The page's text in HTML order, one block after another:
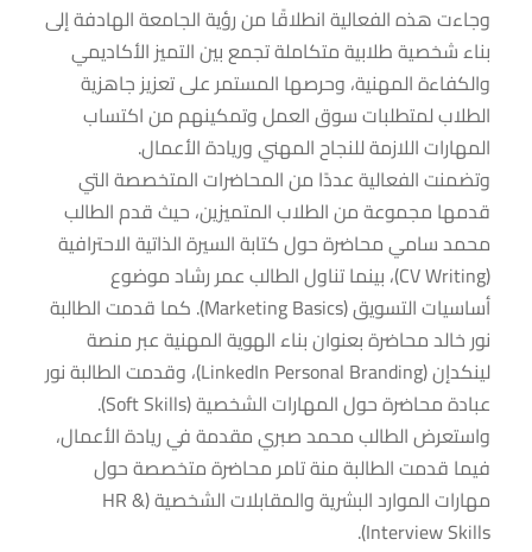
وجاءت هذه الفعالية انطلاقًا من رؤية الجامعة الهادفة إلى
بناء شخصية طلابية متكاملة تجمع بين التميز الأكاديمي
والكفاءة المهنية، وحرصها المستمر على تعزيز جاهزية
الطلاب لمتطلبات سوق العمل وتمكينهم من اكتساب
المهارات اللازمة للنجاح المهني وريادة الأعمال.
وتضمنت الفعالية عددًا من المحاضرات المتخصصة التي
قدمها مجموعة من الطلاب المتميزين، حيث قدم الطالب
محمد سامي محاضرة حول كتابة السيرة الذاتية الاحترافية
(CV Writing)، بينما تناول الطالب عمر رشاد موضوع
أساسيات التسويق (Marketing Basics). كما قدمت الطالبة
نور خالد محاضرة بعنوان بناء الهوية المهنية عبر منصة
لينكدإن (LinkedIn Personal Branding)، وقدمت الطالبة نور
عبادة محاضرة حول المهارات الشخصية (Soft Skills).
واستعرض الطالب محمد صبري مقدمة في ريادة الأعمال،
فيما قدمت الطالبة منة تامر محاضرة متخصصة حول
مهارات الموارد البشرية والمقابلات الشخصية (HR &
Interview Skills).